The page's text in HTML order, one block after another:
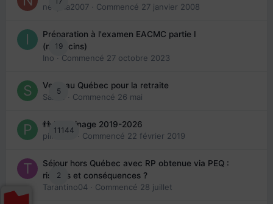
nedjma2007 · Commencé 27 janvier 2008
19
Préparation à l'examen EACMC partie I
(médecins)
Ino · Commencé 27 octobre 2023
5
Venir au Québec pour la retraite
Sab74
· Commencé 26 mai
11144
👬 Parrainage 2019-2026
piinoush · Commencé 22 février 2019
2
Séjour hors Québec avec RP obtenue via PEQ :
risques et conséquences ?
Tarantino04 · Commencé 28 juillet